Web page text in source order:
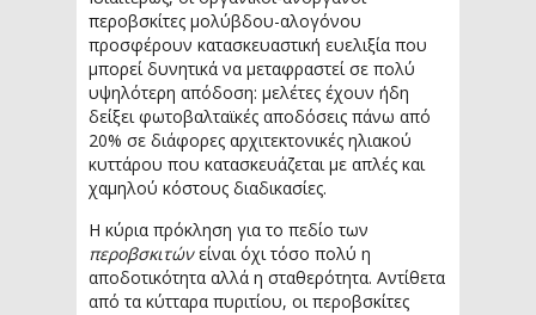
περοβσκίτες μολύβδου-αλογόνου
προσφέρουν κατασκευαστική ευελιξία που
μπορεί δυνητικά να μεταφραστεί σε πολύ
υψηλότερη απόδοση: μελέτες έχουν ήδη
δείξει φωτοβαλταϊκές αποδόσεις πάνω από
20% σε διάφορες αρχιτεκτονικές ηλιακού
κυττάρου που κατασκευάζεται με απλές και
χαμηλού κόστους διαδικασίες.
Η κύρια πρόκληση για το πεδίο των
περοβσκιτώνείναι όχι τόσο πολύ η
αποδοτικότητα αλλά η σταθερότητα. Αντίθετα
από τα κύτταρα πυριτίου, οι περοβσκίτες